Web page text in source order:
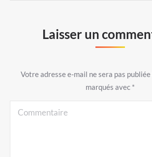
Laisser un
Votre adresse e-mail ne sera pas
marqués avec *
Commentaire